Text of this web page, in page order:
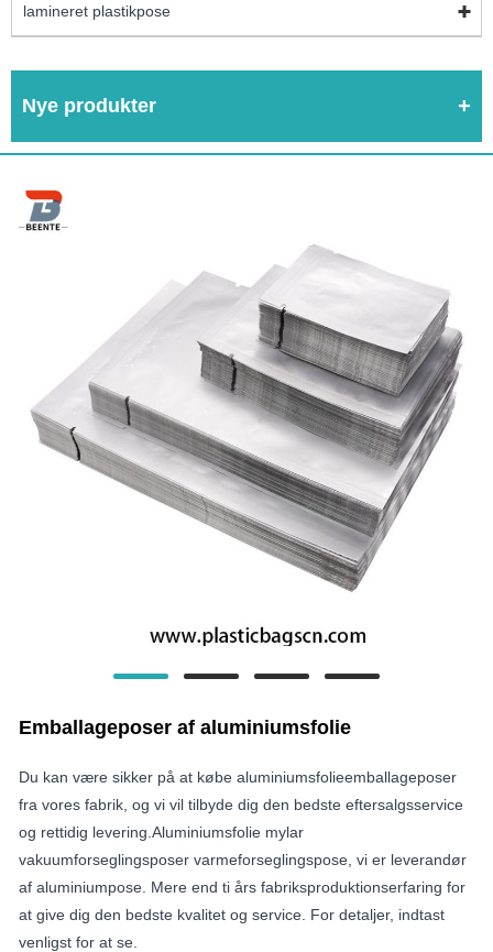
lamineret plastikpose
Nye produkter
Emballageposer af aluminiumsfolie
Du kan være sikker på at købe aluminiumsfolieemballageposer
fra vores fabrik, og vi vil tilbyde dig den bedste eftersalgsservice
og rettidig levering.Aluminiumsfolie mylar
vakuumforseglingsposer varmeforseglingspose, vi er leverandør
af aluminiumpose. Mere end ti års fabriksproduktionserfaring for
at give dig den bedste kvalitet og service. For detaljer, indtast
venligst for at se.